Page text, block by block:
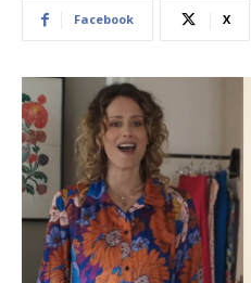
Facebook X